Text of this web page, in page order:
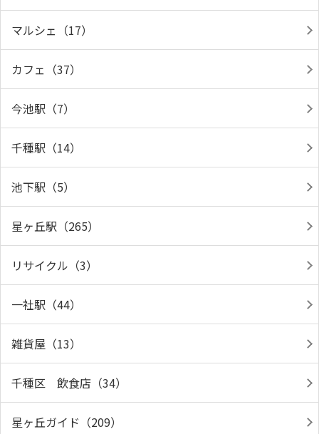
マルシェ（17）
カフェ（37）
今池駅（7）
千種駅（14）
池下駅（5）
星ヶ丘駅（265）
リサイクル（3）
一社駅（44）
雑貨屋（13）
千種区 飲食店（34）
星ヶ丘ガイド（209）